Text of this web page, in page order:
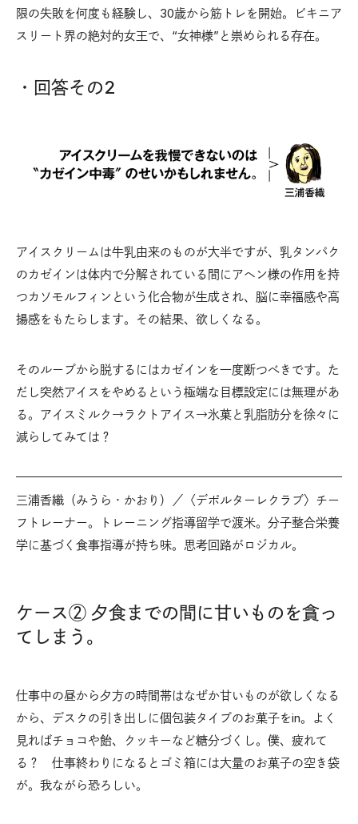
限の失敗を何度も経験し、30歳から筋トレを開始。ビキニア
スリート界の絶対的女王で、“女神様”と崇められる存在。
・回答その2
アイスクリームは牛乳由来のものが大半ですが、乳タンパク
のカゼインは体内で分解されている間にアヘン様の作用を持
つカソモルフィンという化合物が生成され、脳に幸福感や高
揚感をもたらします。その結果、欲しくなる。
そのループから脱するにはカゼインを一度断つべきです。た
だし突然アイスをやめるという極端な目標設定には無理があ
る。アイスミルク→ラクトアイス→氷菓と乳脂肪分を徐々に
減らしてみては？
三浦香織（みうら・かおり）／〈デポルターレクラブ〉チー
フトレーナー。トレーニング指導留学で渡米。分子整合栄養
学に基づく食事指導が持ち味。思考回路がロジカル。
ケース② 夕食までの間に甘いものを貪っ
てしまう。
仕事中の昼から夕方の時間帯はなぜか甘いものが欲しくなる
から、デスクの引き出しに個包装タイプのお菓子をin。よく
見ればチョコや飴、クッキーなど糖分づくし。僕、疲れて
る？ 仕事終わりになるとゴミ箱には大量のお菓子の空き袋
が。我ながら恐ろしい。